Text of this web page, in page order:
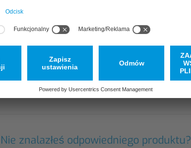
Nie znalazłeś odpowiedniego produktu?